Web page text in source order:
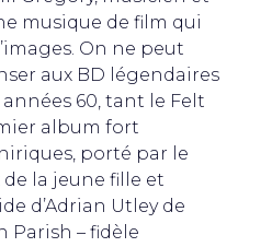
musique de film qui
On ne peut
aux BD légendaires
60, tant le Felt
album fort
porté par le
la jeune fille et
d’Adrian Utley de
Parish – fidèle